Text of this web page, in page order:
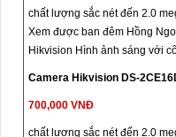
chất lượng sắc nét đến 2.0
Xem được ban đêm Hồng
Hikvision Hình ảnh sáng với
Camera Hikvision DS-
700,000 VNĐ
chất lượng sắc nét đến 2.0